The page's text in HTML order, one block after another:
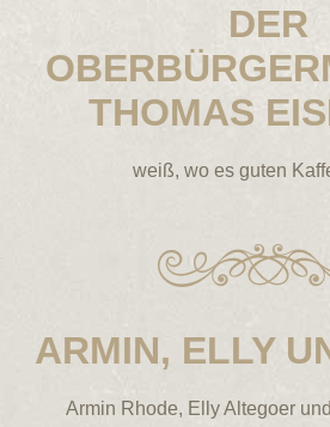
DER
THOMAS
weiß, wo es guten
ARMIN, ELLY
Armin Rhode, Elly Altegoer